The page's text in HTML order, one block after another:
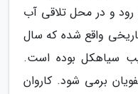
و در محل تلاقی آب
واقع شده که سال
سیاهکل بوده است.
برمی شود. کاروان